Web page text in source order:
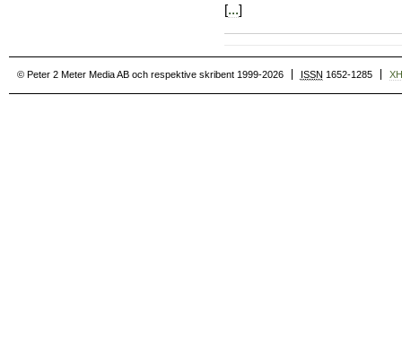
[...]
© Peter 2 Meter Media AB och respektive skribent 1999-2026 ISSN 1652-1285